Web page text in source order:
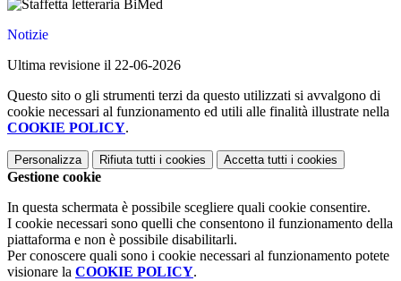
Notizie
Ultima revisione il 22-06-2026
Questo sito o gli strumenti terzi da questo utilizzati si avvalgono di
cookie necessari al funzionamento ed utili alle finalità illustrate nella
COOKIE POLICY.
Personalizza Rifiuta tutti i cookies Accetta tutti i cookies
Gestione cookie
In questa schermata è possibile scegliere quali cookie consentire.
I cookie necessari sono quelli che consentono il funzionamento della
piattaforma e non è possibile disabilitarli.
Per conoscere quali sono i cookie necessari al funzionamento potete
visionare la COOKIE POLICY.